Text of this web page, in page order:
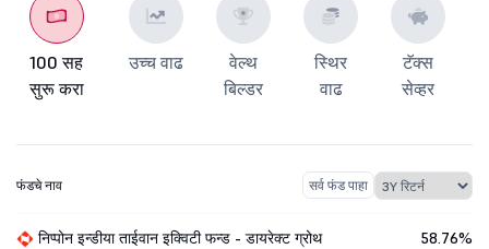
100 सह
सुरू करा
उच्च वाढ
वेल्थ
बिल्डर
स्थिर
वाढ
टॅक्स
सेव्हर
फंडचे नाव सर्व फंड पाहा
निप्पोन इन्डीया ताईवान इक्विटी फन्ड - डायरेक्ट ग्रोथ 58.76%